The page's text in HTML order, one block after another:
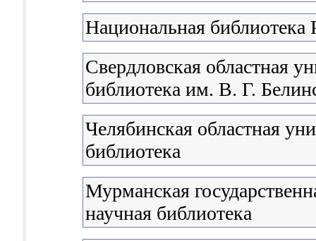
Национальная библиотека
Свердловская областная
библиотека им. В. Г.
Челябинская областная
библиотека
Мурманская
научная библиотека